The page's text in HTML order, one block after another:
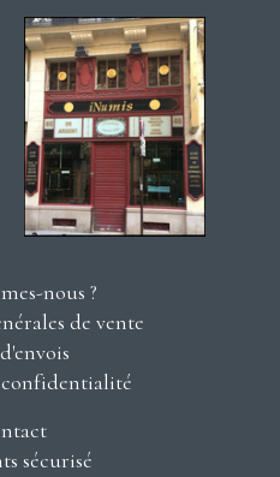
nous ?
de vente
sécurisé